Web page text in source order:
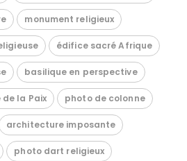
monument religieux
édifice sacré Afrique
basilique en perspective
la Paix photo de colonne
architecture imposante
photo dart religieux